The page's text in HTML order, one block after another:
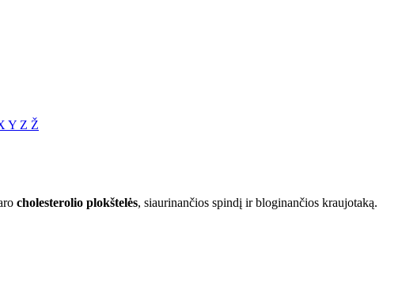
Y Z Ž
cholesterolio plokštelės, siaurinančios spindį ir bloginančios kraujotaką.